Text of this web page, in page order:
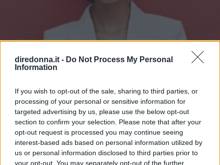
diredonna.it - Do Not Process My Personal
Information
If you wish to opt-out of the sale, sharing to third parties, or
processing of your personal or sensitive information for
targeted advertising by us, please use the below opt-out
section to confirm your selection. Please note that after your
opt-out request is processed you may continue seeing
interest-based ads based on personal information utilized by
us or personal information disclosed to third parties prior to
your opt-out. You may separately opt-out of the further